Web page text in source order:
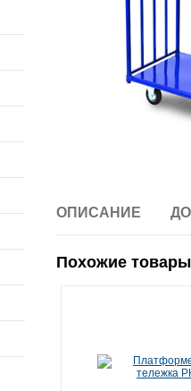
ОПИСАНИЕ
Похожие